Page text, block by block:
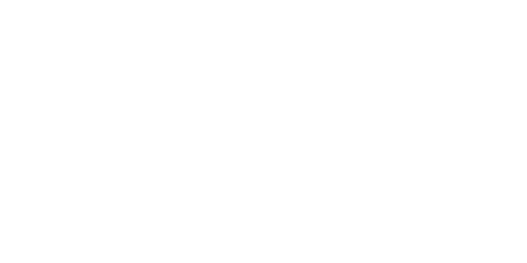
har det hele. Så hvis du vil bo centralt, lyst og pænt i Køge, så er